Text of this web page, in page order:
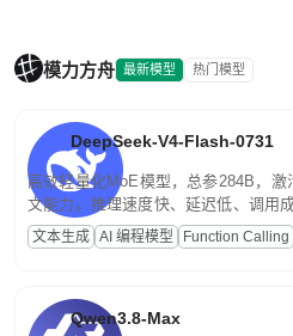
模力方舟 最新模型 热门模型
DeepSeek-V4-Flash-0731
高效轻量化MoE模型，总参284B，
文能力。推理速度快、延迟低、调用
高并发、轻量化任务，适合日常对话
文案处理等普惠刚需场景。
文本生成 AI 编程模型 Function Calling
Qwen3.8-Max